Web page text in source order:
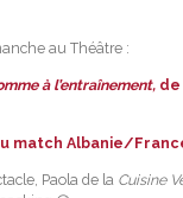
au Théâtre :
à l’entraînement, de
match Albanie/
Paola de la Cuisine